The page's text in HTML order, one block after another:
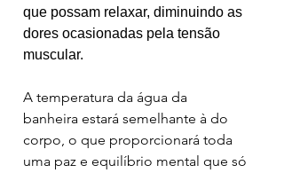
que possam relaxar, diminuindo as
dores ocasionadas pela tensão
muscular.
A temperatura da água da
banheira estará semelhante à do
corpo, o que proporcionará toda
uma paz e equilíbrio mental que só